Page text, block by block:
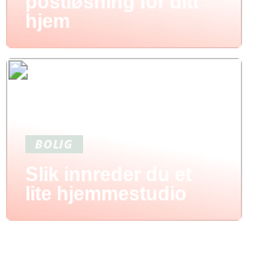
hjem
BOLIG
Slik innreder du et
lite hjemmestudio